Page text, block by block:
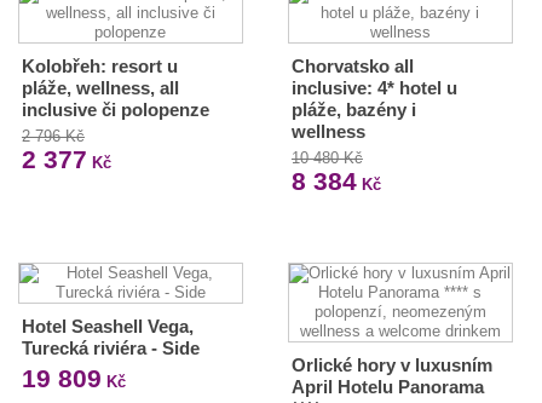
Kolobřeh: resort u
pláže, wellness, all
inclusive či polopenze
2 796 Kč
2 377 Kč
Chorvatsko all
inclusive: 4* hotel u
pláže, bazény i
wellness
10 480 Kč
8 384Kč
Hotel Seashell Vega,
Turecká riviéra - Side
19 809 Kč
Orlické hory v luxusním
April Hotelu Panorama